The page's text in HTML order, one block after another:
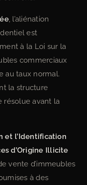
, l’aliénation
est
à la Loi sur la
commerciaux
au taux normal.
la structure
résolue avant la
et l’Identification
d’Origine Illicite
vente d’immeubles
à des